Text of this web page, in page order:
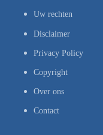
Uw rechten
Disclaimer
Privacy Policy
Copyright
Over ons
Contact